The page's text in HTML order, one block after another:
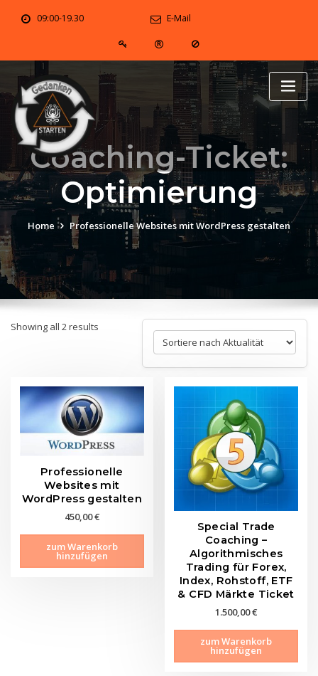
09:00-19.30 E-Mail
Coaching-Ticket:
Optimierung
Home Professionelle Websites mit WordPress gestalten
Showing all 2 results
Professionelle
Websites mit
WordPress gestalten
450,00€
zum Warenkorb
hinzufügen
Special Trade
Coaching –
Algorithmisches
Trading für Forex,
Index, Rohstoff, ETF
& CFD Märkte Ticket
1.500,00€
zum Warenkorb
hinzufügen